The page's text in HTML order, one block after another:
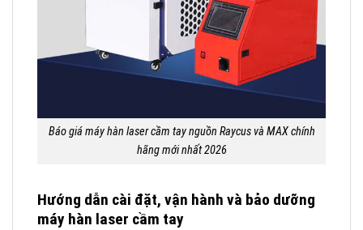
Báo giá máy hàn laser cầm tay nguồn Raycus và MAX chính
hãng mới nhất 2026
Hướng dẫn cài đặt, vận hành và bảo dưỡng
máy hàn laser cầm tay